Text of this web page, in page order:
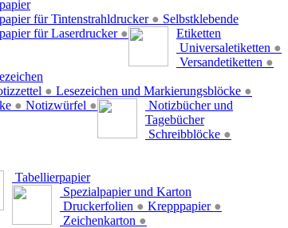
für Tintenstrahldrucker ●
für Laserdrucker ●
Selbstklebende
Etiketten
Universaletiketten ●
Versandetiketten ●
● Lesezeichen und Markierungsblöcke ●
● Notizwürfel ●
Notizbücher und
Tagebücher
Schreibblöcke ●
Tabellierpapier
Spezialpapier und Karton
Druckerfolien ● Krepppapier ●
Zeichenkarton ●